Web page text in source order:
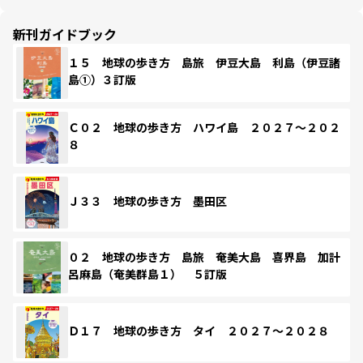
新刊ガイドブック
１５ 地球の歩き方 島旅 伊豆大島 利島（伊豆諸
島①）３訂版
Ｃ０２ 地球の歩き方 ハワイ島 ２０２７～２０２
８
Ｊ３３ 地球の歩き方 墨田区
０２ 地球の歩き方 島旅 奄美大島 喜界島 加計
呂麻島（奄美群島１） ５訂版
Ｄ１７ 地球の歩き方 タイ ２０２７～２０２８